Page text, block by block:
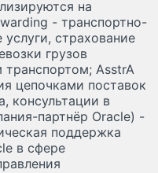
на
- транспортно-
страхование
грузов
AsstrA
цепочками поставок
консультации в
партнёр Oracle) -
поддержка
в сфере